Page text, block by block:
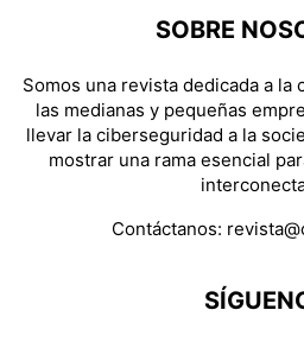
SOBRE
Somos una revista dedicada a la
las medianas y pequeñas
llevar la ciberseguridad a la
mostrar una rama esencial
Contáctanos: